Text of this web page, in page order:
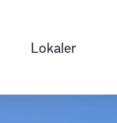
Lokaler